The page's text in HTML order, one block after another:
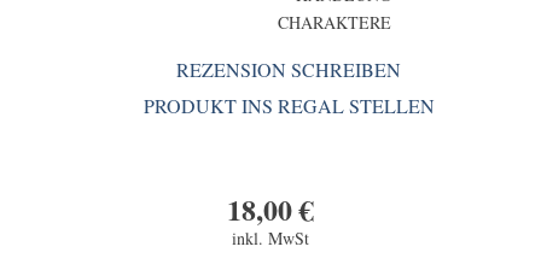
CHARAKTERE
REZENSION SCHREIBEN
PRODUKT INS REGAL STELLEN
18,00€
inkl. MwSt